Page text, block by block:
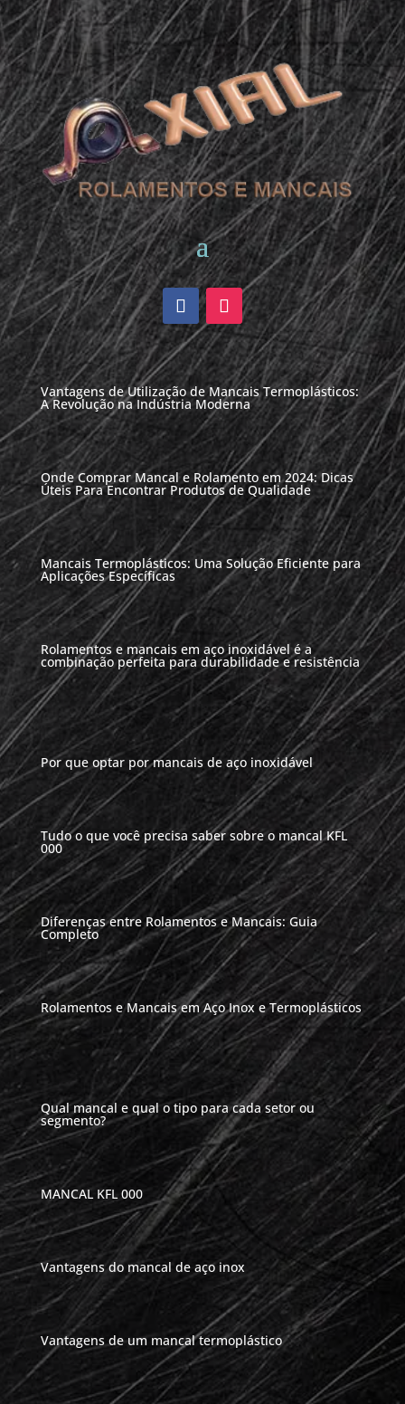
Vantagens de Utilização de Mancais Termoplásticos:
A Revolução na Indústria Moderna
Onde Comprar Mancal e Rolamento em 2024: Dicas
Úteis Para Encontrar Produtos de Qualidade
Mancais Termoplásticos: Uma Solução Eficiente para
Aplicações Específicas
Rolamentos e mancais em aço inoxidável é a
combinação perfeita para durabilidade e resistência
Por que optar por mancais de aço inoxidável
Tudo o que você precisa saber sobre o mancal KFL
000
Diferenças entre Rolamentos e Mancais: Guia
Completo
Rolamentos e Mancais em Aço Inox e Termoplásticos
Qual mancal e qual o tipo para cada setor ou
segmento?
MANCAL KFL 000
Vantagens do mancal de aço inox
Vantagens de um mancal termoplástico